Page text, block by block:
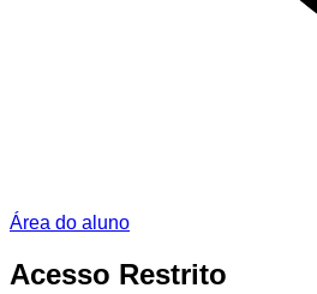
Área do aluno
Acesso Restrito